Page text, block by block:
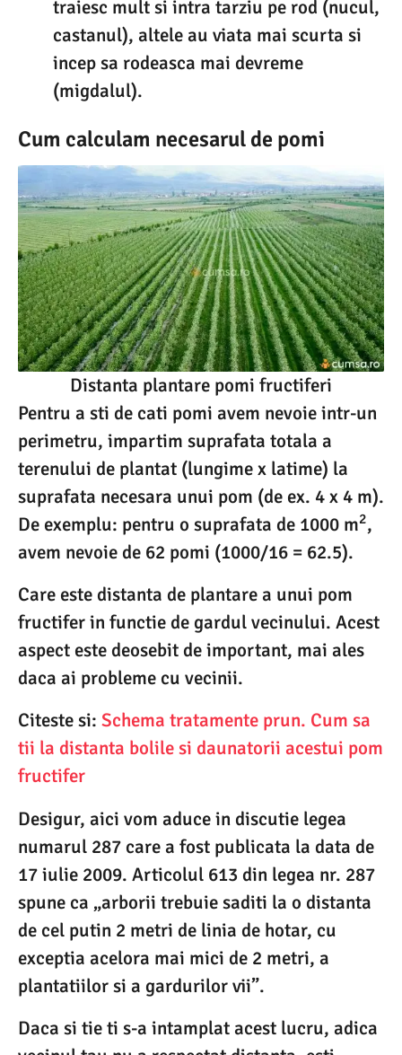
traiesc mult si intra tarziu pe rod (nucul,
castanul), altele au viata mai scurta si
incep sa rodeasca mai devreme
(migdalul).
Cum calculam necesarul de pomi
Distanta plantare pomi fructiferi
Pentru a sti de cati pomi avem nevoie intr-un
perimetru, impartim suprafata totala a
terenului de plantat (lungime x latime) la
suprafata necesara unui pom (de ex. 4 x 4 m).
De exemplu: pentru o suprafata de 1000 m2,
avem nevoie de 62 pomi (1000/16 = 62.5).
Care este distanta de plantare a unui pom
fructifer in functie de gardul vecinului. Acest
aspect este deosebit de important, mai ales
daca ai probleme cu vecinii.
Citeste si: Schema tratamente prun. Cum sa
tii la distanta bolile si daunatorii acestui pom
fructifer
Desigur, aici vom aduce in discutie legea
numarul 287 care a fost publicata la data de
17 iulie 2009. Articolul 613 din legea nr. 287
spune ca „arborii trebuie saditi la o distanta
de cel putin 2 metri de linia de hotar, cu
exceptia acelora mai mici de 2 metri, a
plantatiilor si a gardurilor vii”.
Daca si tie ti s-a intamplat acest lucru, adica